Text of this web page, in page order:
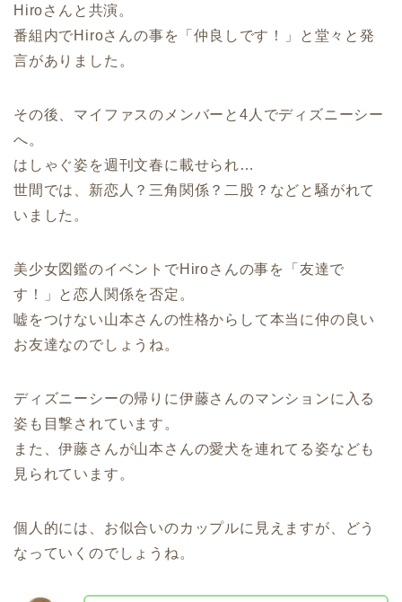
Hiroさんと共演。
番組内でHiroさんの事を「仲良しです！」と堂々と発
言がありました。
その後、マイファスのメンバーと4人でディズニーシー
へ。
はしゃぐ姿を週刊文春に載せられ…
世間では、新恋人？三角関係？二股？などと騒がれて
いました。
美少女図鑑のイベントでHiroさんの事を「友達で
す！」と恋人関係を否定。
嘘をつけない山本さんの性格からして本当に仲の良い
お友達なのでしょうね。
ディズニーシーの帰りに伊藤さんのマンションに入る
姿も目撃されています。
また、伊藤さんが山本さんの愛犬を連れてる姿なども
見られています。
個人的には、お似合いのカップルに見えますが、どう
なっていくのでしょうね。